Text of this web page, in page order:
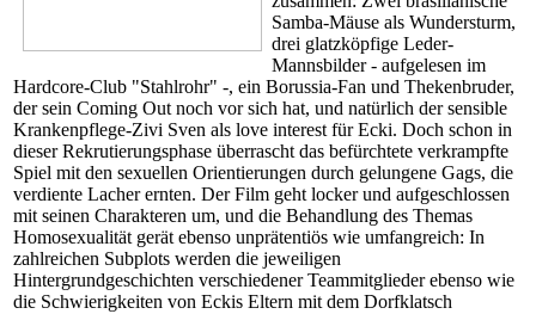
Samba-Mäuse als Wundersturm,
drei glatzköpfige Leder-
Mannsbilder - aufgelesen im
Hardcore-Club "Stahlrohr" -, ein Borussia-Fan und Thekenbruder,
der sein Coming Out noch vor sich hat, und natürlich der sensible
Krankenpflege-Zivi Sven als love interest für Ecki. Doch schon in
dieser Rekrutierungsphase überrascht das befürchtete verkrampfte
Spiel mit den sexuellen Orientierungen durch gelungene Gags, die
verdiente Lacher ernten. Der Film geht locker und aufgeschlossen
mit seinen Charakteren um, und die Behandlung des Themas
Homosexualität gerät ebenso unprätentiös wie umfangreich: In
zahlreichen Subplots werden die jeweiligen
Hintergrundgeschichten verschiedener Teammitglieder ebenso wie
die Schwierigkeiten von Eckis Eltern mit dem Dorfklatsch